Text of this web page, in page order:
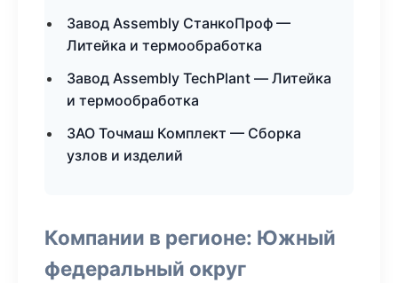
Завод Assembly СтанкоПроф —
Литейка и термообработка
Завод Assembly TechPlant — Литейка
и термообработка
ЗАО Точмаш Комплект — Сборка
узлов и изделий
Компании в регионе: Южный
федеральный округ